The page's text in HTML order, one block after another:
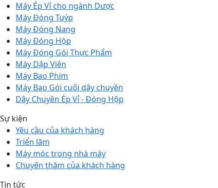
Máy Ép Vỉ cho ngành Dược
Máy Đóng Tuýp
Máy Đóng Nang
Máy Đóng Hộp
Máy Đóng Gói Thực Phẩm
Máy Dập Viên
Máy Bao Phim
Máy Bao Gói cuối dây chuyền
Dây Chuyền Ép Vỉ - Đóng Hộp
Sự kiện
Yêu cầu của khách hàng
Triển lãm
Máy móc trong nhà máy
Chuyến thăm của khách hàng
Tin tức